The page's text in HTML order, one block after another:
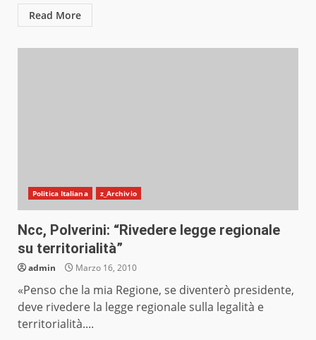
Read More
Politica Italiana z_Archivio
Ncc, Polverini: “Rivedere legge regionale
su territorialità”
admin Marzo 16, 2010
«Penso che la mia Regione, se diventerò presidente,
deve rivedere la legge regionale sulla legalità e
territorialità....